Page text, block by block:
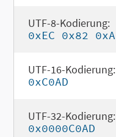
UTF-8-Kodierung:
0xEC 0x82
UTF-16-Kodierung:
0xC0AD
UTF-32-Kodierung:
0x0000C0AD